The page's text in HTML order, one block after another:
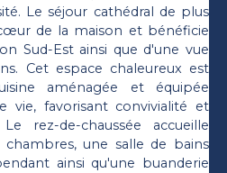
Le séjour cathédral de plus
de la maison et bénéficie
Sud-Est ainsi que d'une vue
Cet espace chaleureux est
aménagée et équipée
vie, favorisant convivialité et
rez-de-chaussée accueille
une salle de bains
ainsi qu'une buanderie